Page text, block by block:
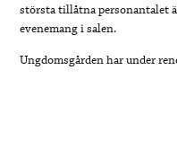
största tillåtna personantalet
evenemang i salen.
Ungdomsgården har under